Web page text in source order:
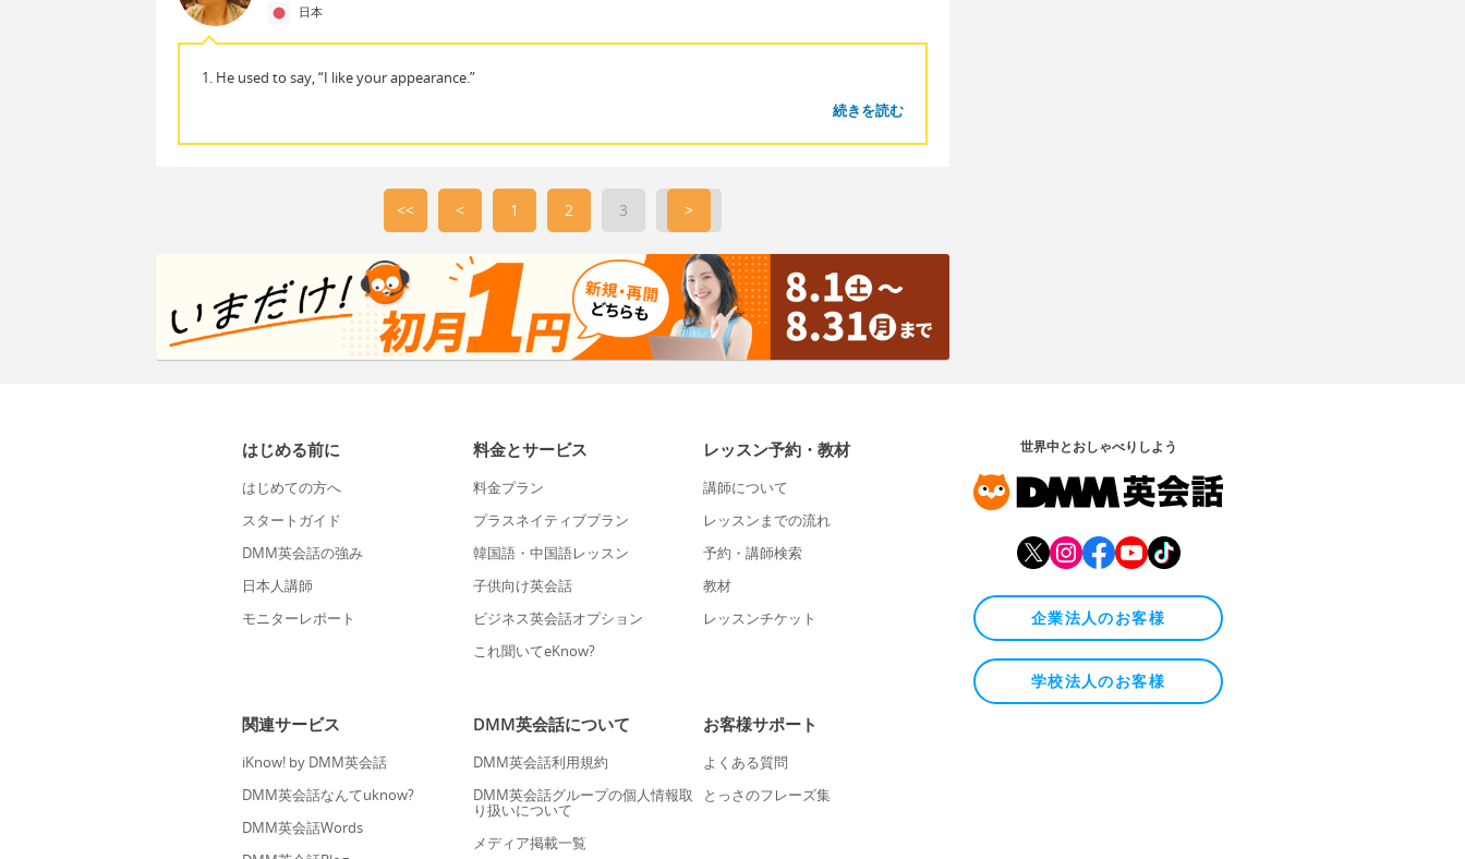
日本
1. He used to say, “I like your appearance.”
続きを読む
<< < 1 2 3 >
はじめる前に
はじめての方へ
スタートガイド
DMM英会話の強み
日本人講師
モニターレポート
料金とサービス
料金プラン
プラスネイティブプラン
韓国語・中国語レッスン
子供向け英会話
ビジネス英会話オプション
これ聞いてeKnow?
レッスン予約・教材
講師について
レッスンまでの流れ
予約・講師検索
教材
レッスンチケット
関連サービス
iKnow! by DMM英会話
DMM英会話なんてuknow?
DMM英会話Words
DMM英会話について
DMM英会話利用規約
DMM英会話グループの個人情報取
り扱いについて
メディア掲載一覧
お客様サポート
よくある質問
とっさのフレーズ集
世界中とおしゃべりしよう
企業法人のお客様
学校法人のお客様